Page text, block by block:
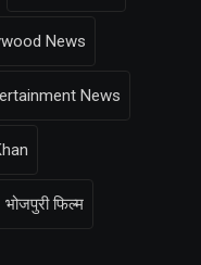
News
News
भोजपुरी फिल्म